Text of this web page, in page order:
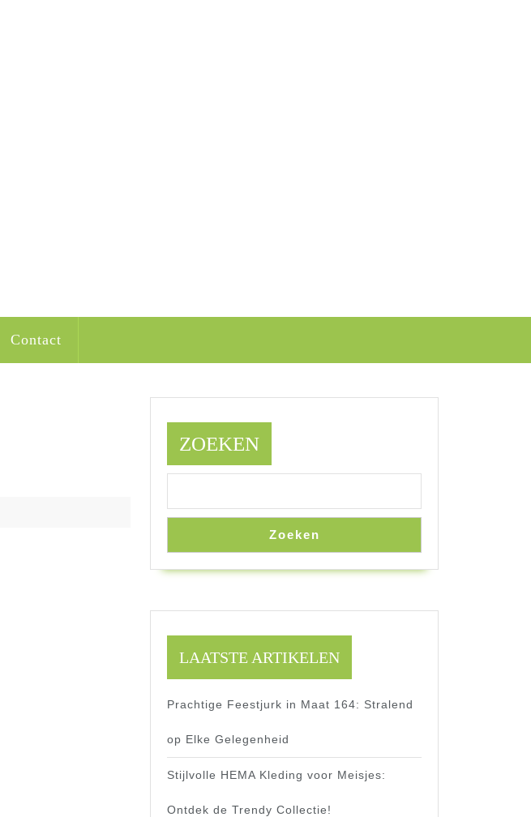
Contact
ZOEKEN
Zoeken
LAATSTE ARTIKELEN
Prachtige Feestjurk in Maat 164: Stralend
op Elke Gelegenheid
Stijlvolle HEMA Kleding voor Meisjes:
Ontdek de Trendy Collectie!